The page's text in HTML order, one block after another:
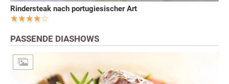
Rindersteak nach portugiesischer Art
PASSENDE DIASHOWS